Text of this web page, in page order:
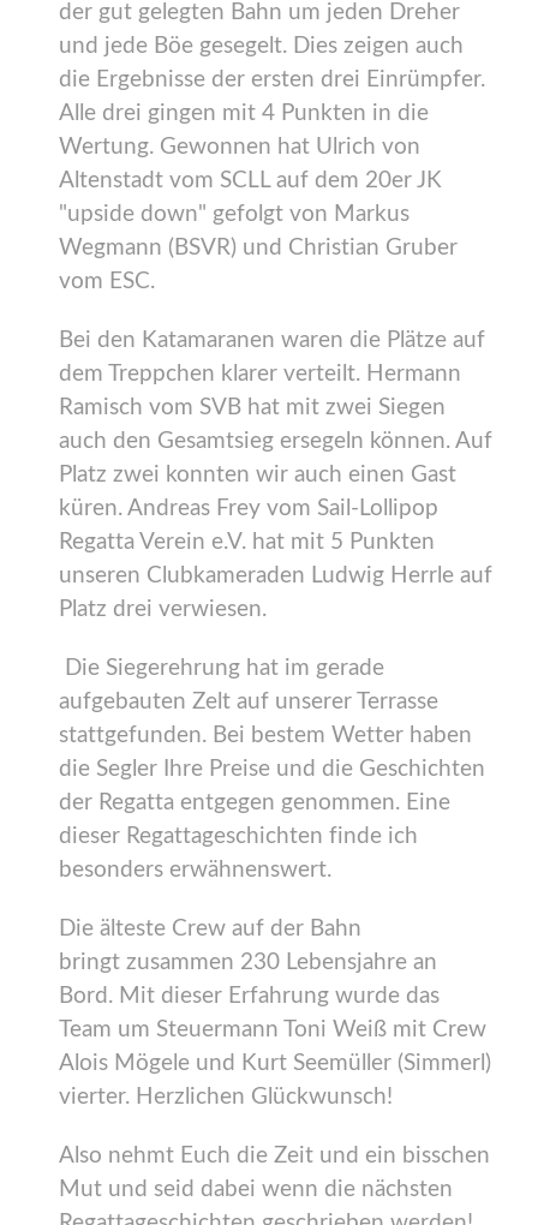
der gut gelegten Bahn um jeden Dreher
und jede Böe gesegelt. Dies zeigen auch
die Ergebnisse der ersten drei Einrümpfer.
Alle drei gingen mit 4 Punkten in die
Wertung. Gewonnen hat Ulrich von
Altenstadt vom SCLL auf dem 20er JK
"upside down" gefolgt von Markus
Wegmann (BSVR) und Christian Gruber
vom ESC.
Bei den Katamaranen waren die Plätze auf
dem Treppchen klarer verteilt. Hermann
Ramisch vom SVB hat mit zwei Siegen
auch den Gesamtsieg ersegeln können. Auf
Platz zwei konnten wir auch einen Gast
küren. Andreas Frey vom Sail-Lollipop
Regatta Verein e.V. hat mit 5 Punkten
unseren Clubkameraden Ludwig Herrle auf
Platz drei verwiesen.
Die Siegerehrung hat im gerade
aufgebauten Zelt auf unserer Terrasse
stattgefunden. Bei bestem Wetter haben
die Segler Ihre Preise und die Geschichten
der Regatta entgegen genommen. Eine
dieser Regattageschichten finde ich
besonders erwähnenswert.
Die älteste Crew auf der Bahn
bringt zusammen 230 Lebensjahre an
Bord. Mit dieser Erfahrung wurde das
Team um Steuermann Toni Weiß mit Crew
Alois Mögele und Kurt Seemüller (Simmerl)
vierter. Herzlichen Glückwunsch!
Also nehmt Euch die Zeit und ein bisschen
Mut und seid dabei wenn die nächsten